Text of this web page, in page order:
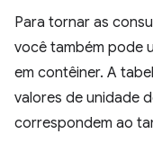
Para tornar as
você também pode
em contêiner. A
valores de unidade
correspondem ao